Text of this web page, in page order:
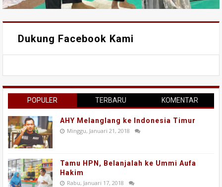
Dukung Facebook Kami
POPULER TERBARU KOMENTAR
AHY Melanglang ke Indonesia Timur
Minggu, Januari 21, 2018
Tamu HPN, Belanjalah ke Ummi Aufa
Hakim
Rabu, Januari 17, 2018